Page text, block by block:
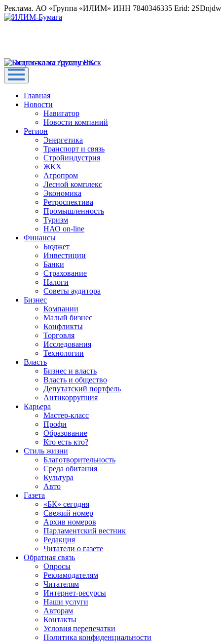
Реклама. АО «Группа «ИЛИМ» ИНН 7840346335 Erid:
Главная
Новости
Навигатор
Новости компаний
Регион
Энергетика
Транспорт и связь
Стройиндустрия
ЖКХ
Агропром
Лесной комплекс
Экономика
Ретроспектива
Промышленность
Туризм
НАО on-line
Финансы
Бюджет
Инвестиции
Банки
Страхование
Налоги
Советы аудитора
Бизнес
Компании
Малый бизнес
Конфликты
Торговля
Исследования
Технологии
Власть
Бизнес и власть
Власть и общество
Депутатский портфель
Антикоррупция
Карьера
Мастер-класс
Профи
Образование
Кто есть кто?
Стиль жизни
Благотворительность
Среда обитания
Культура
Авто
Газета
«БК» сегодня
Свежий номер
Архив номеров
Парламентский вестник
Редакция
Читатели о газете
Обратная связь
Опросы
Рекламодателям
Читателям
Интернет-ресурсы
Наши услуги
Авторам
Контакты
Условия перепечатки
Политика конфиденциальности